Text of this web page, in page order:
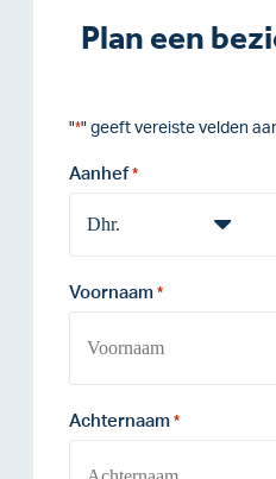
Plan een
"*" geeft vereiste velden
Aanhef *
Voornaam *
Achternaam *